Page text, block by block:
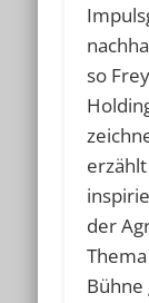
so
der
Bühne